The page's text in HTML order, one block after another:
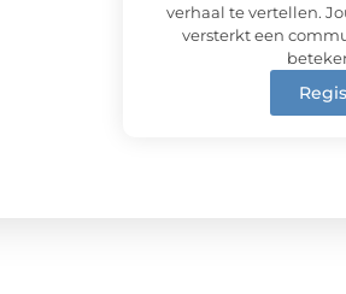
verhaal te vertellen.
versterkt een